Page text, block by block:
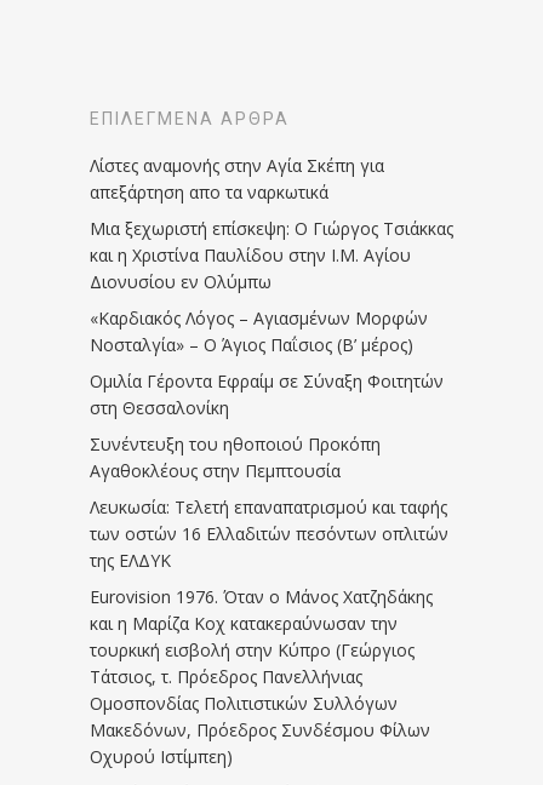
ΕΠΙΛΕΓΜΈΝΑ ΆΡΘΡΑ
Λίστες αναμονής στην Αγία Σκέπη για
απεξάρτηση απο τα ναρκωτικά
Μια ξεχωριστή επίσκεψη: Ο Γιώργος Τσιάκκας
και η Χριστίνα Παυλίδου στην Ι.Μ. Αγίου
Διονυσίου εν Ολύμπω
«Καρδιακός Λόγος – Αγιασμένων Μορφών
Νοσταλγία» – Ο Άγιος Παΐσιος (Β’ μέρος)
Ομιλία Γέροντα Εφραίμ σε Σύναξη Φοιτητών
στη Θεσσαλονίκη
Συνέντευξη του ηθοποιού Προκόπη
Αγαθοκλέους στην Πεμπτουσία
Λευκωσία: Τελετή επαναπατρισμού και ταφής
των οστών 16 Ελλαδιτών πεσόντων οπλιτών
της ΕΛΔΥΚ
Eurovision 1976. Όταν ο Μάνος Χατζηδάκης
και η Μαρίζα Κοχ κατακεραύνωσαν την
τουρκική εισβολή στην Κύπρο (Γεώργιος
Τάτσιος, τ. Πρόεδρος Πανελλήνιας
Ομοσπονδίας Πολιτιστικών Συλλόγων
Μακεδόνων, Πρόεδρος Συνδέσμου Φίλων
Οχυρού Ιστίμπεη)